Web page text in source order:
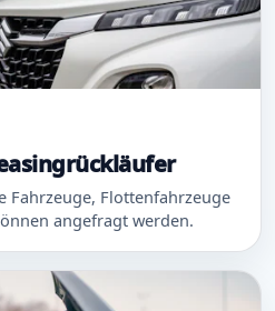
Fahrzeuge, Flottenfahrzeuge
angefragt werden.